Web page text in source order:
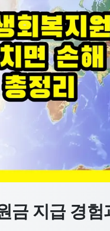
금 지급 경험